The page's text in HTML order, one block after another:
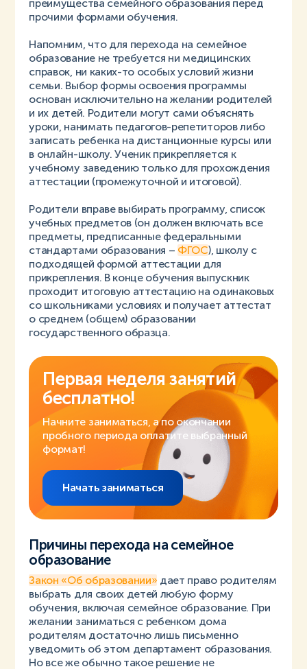
преимущества семейного образования перед
прочими формами обучения.
Напомним, что для перехода на семейное
образование не требуется ни медицинских
справок, ни каких-то особых условий жизни
семьи. Выбор формы освоения программы
основан исключительно на желании родителей
и их детей. Родители могут сами объяснять
уроки, нанимать педагогов-репетиторов либо
записать ребенка на дистанционные курсы или
в онлайн-школу. Ученик прикрепляется к
учебному заведению только для прохождения
аттестации (промежуточной и итоговой).
Родители вправе выбирать программу, список
учебных предметов (он должен включать все
предметы, предписанные федеральными
стандартами образования – ФГОС), школу с
подходящей формой аттестации для
прикрепления. В конце обучения выпускник
проходит итоговую аттестацию на одинаковых
со школьниками условиях и получает аттестат
о среднем (общем) образовании
государственного образца.
Первая неделя занятий
бесплатно!
Начните заниматься, а по окончании
пробного периода оплатите выбранный
формат!
Начать заниматься
Причины перехода на семейное
образование
Закон «Об образовании» дает право родителям
выбрать для своих детей любую форму
обучения, включая семейное образование. При
желании заниматься с ребенком дома
родителям достаточно лишь письменно
уведомить об этом департамент образования.
Но все же обычно такое решение не